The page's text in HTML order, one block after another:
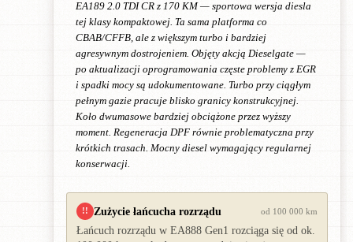
EA189 2.0 TDI CR z 170 KM — sportowa wersja diesla
tej klasy kompaktowej. Ta sama platforma co
CBAB/CFFB, ale z większym turbo i bardziej
agresywnym dostrojeniem. Objęty akcją Dieselgate —
po aktualizacji oprogramowania częste problemy z EGR
i spadki mocy są udokumentowane. Turbo przy ciągłym
pełnym gazie pracuje blisko granicy konstrukcyjnej.
Koło dwumasowe bardziej obciążone przez wyższy
moment. Regeneracja DPF równie problematyczna przy
krótkich trasach. Mocny diesel wymagający regularnej
konserwacji.
!! Zużycie łańcucha rozrządu od 100 000 km
Łańcuch rozrządu w EA888 Gen1 rozciąga się od ok.